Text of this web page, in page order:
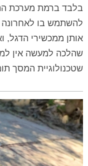
בלבד ברמת מערכת
להשתמש בו לאחרונה
אותן ממכשירי הדגל,
שטכנולוגיית המסך